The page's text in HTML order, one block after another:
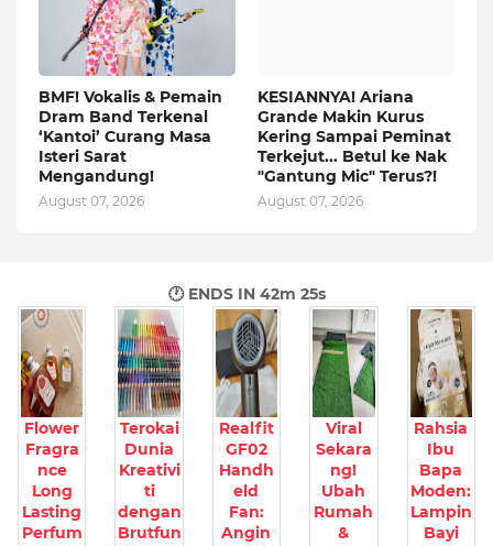
BMF! Vokalis & Pemain
Dram Band Terkenal
‘Kantoi’ Curang Masa
Isteri Sarat
Mengandung!
August 07, 2026
KESIANNYA! Ariana
Grande Makin Kurus
Kering Sampai Peminat
Terkejut... Betul ke Nak
"Gantung Mic" Terus?!
August 07, 2026
🕐 ENDS IN 42m 24s
Flower
Fragra
nce
Long
Lasting
Perfum
Terokai
Dunia
Kreativi
ti
dengan
Brutfun
Realfit
GF02
Handh
eld
Fan:
Angin
Viral
Sekara
ng!
Ubah
Rumah
&
Rahsia
Ibu
Bapa
Moden:
Lampin
Bayi